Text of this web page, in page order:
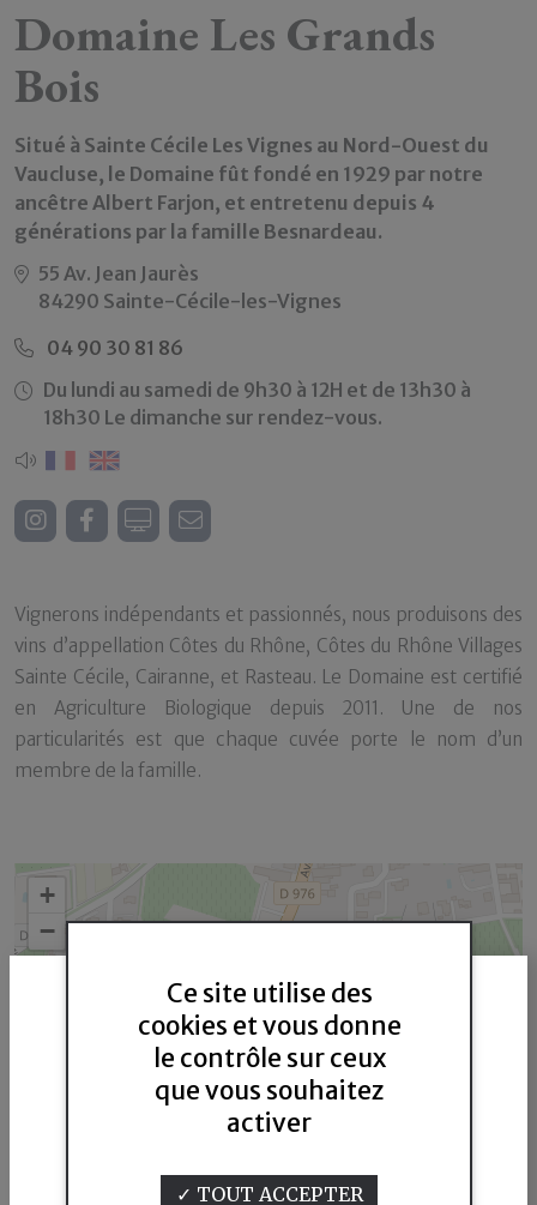
Domaine Les Grands
Bois
Situé à Sainte Cécile Les Vignes au Nord-Ouest du
Vaucluse, le Domaine fût fondé en 1929 par notre
ancêtre Albert Farjon, et entretenu depuis 4
générations par la famille Besnardeau.
55 Av. Jean Jaurès
84290 Sainte-Cécile-les-Vignes
04 90 30 81 86
Du lundi au samedi de 9h30 à 12H et de 13h30 à
18h30 Le dimanche sur rendez-vous.
Vignerons indépendants et passionnés, nous produisons des
vins d’appellation Côtes du Rhône, Côtes du Rhône Villages
Sainte Cécile, Cairanne, et Rasteau. Le Domaine est certifié
en Agriculture Biologique depuis 2011. Une de nos
particularités est que chaque cuvée porte le nom d’un
membre de la famille.
+
−
être en âge de consommer de l'alcool
Ce site utilise des
cookies et vous donne
le contrôle sur ceux
que vous souhaitez
activer
TOUT ACCEPTER